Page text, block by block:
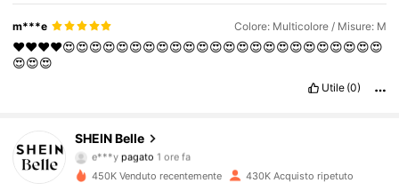
m***e Colore: Multicolore / Misure: M
❤️❤️❤️❤️😍😍😍😍😍😍😍😍😍😍😍😍😍😍😍😍😍😍😍😍😍😍😍😍
😍😍😍
Utile (0)
SHEIN Belle
4.82
469K Follower
e***ypagato
h***a segue4 ore fa
450K Venduto recentemente 430K Acquisto ripetuto